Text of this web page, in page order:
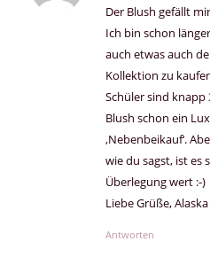
Der Blush gefällt
Ich bin schon
auch etwas auch
Kollektion zu
Schüler sind knapp
Blush schon ein
‚Nebenbeikauf‘.
wie du sagst, ist es
Überlegung wert :-)
Liebe Grüße, Alaska
Antworten